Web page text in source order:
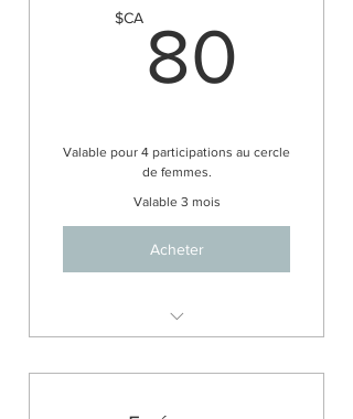
$CA 80
Valable pour 4 participations au cercle
de femmes.
Valable 3 mois
Acheter
feu